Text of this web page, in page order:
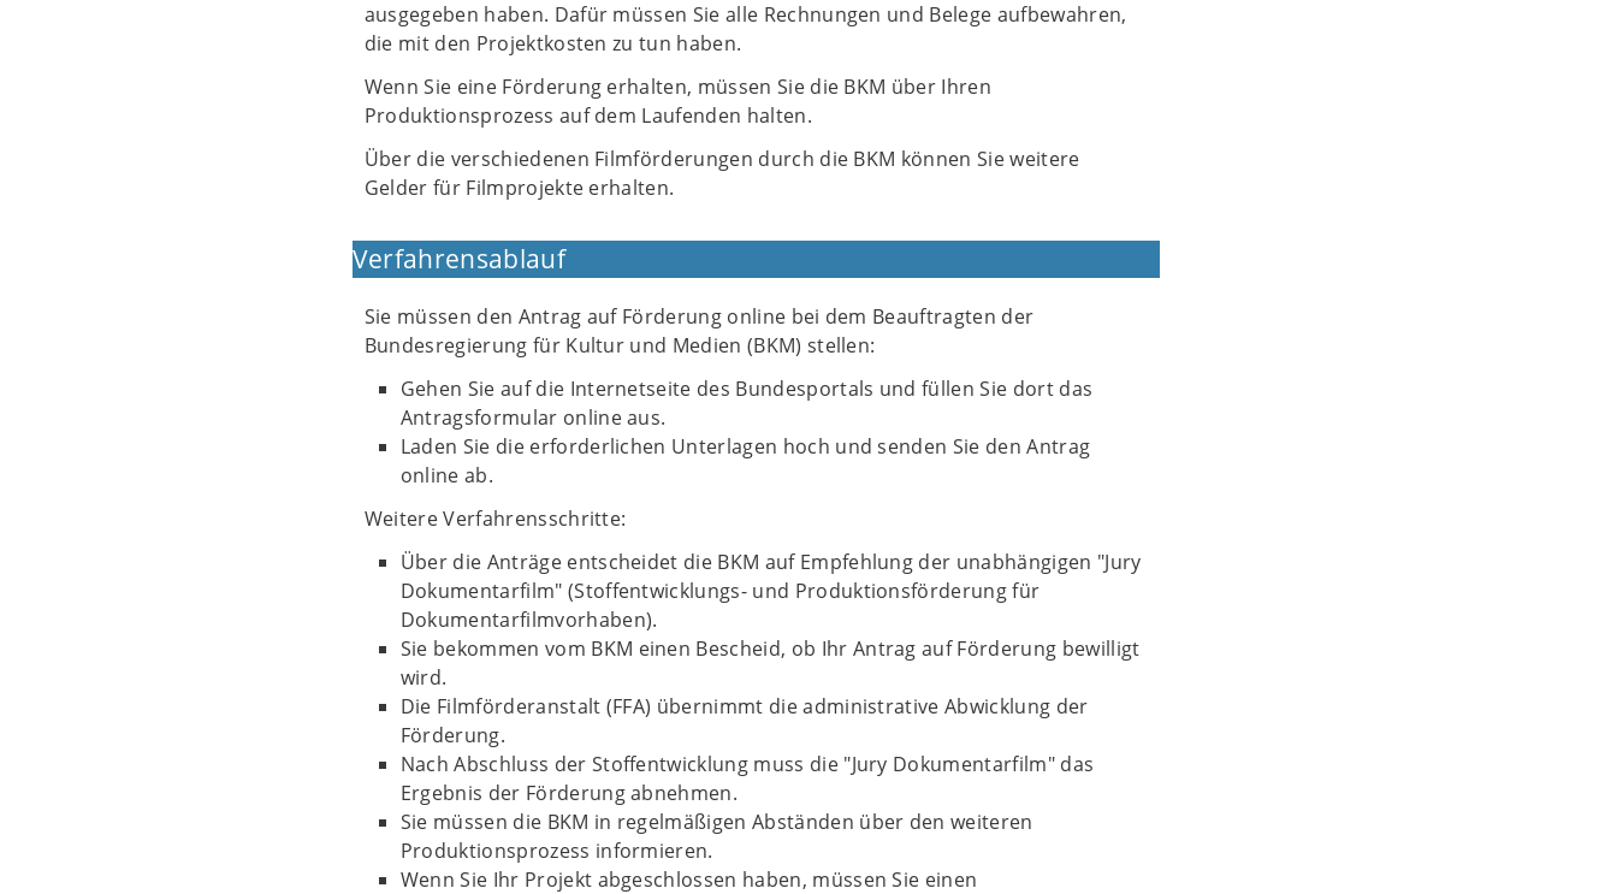
ausgegeben haben. Dafür müssen Sie alle Rechnungen und Belege aufbewahren,
die mit den Projektkosten zu tun haben.
Wenn Sie eine Förderung erhalten, müssen Sie die BKM über Ihren
Produktionsprozess auf dem Laufenden halten.
Über die verschiedenen Filmförderungen durch die BKM können Sie weitere
Gelder für Filmprojekte erhalten.
Verfahrensablauf
Sie müssen den Antrag auf Förderung online bei dem Beauftragten der
Bundesregierung für Kultur und Medien (BKM) stellen:
Gehen Sie auf die Internetseite des Bundesportals und füllen Sie dort das
Antragsformular online aus.
Laden Sie die erforderlichen Unterlagen hoch und senden Sie den Antrag
online ab.
Weitere Verfahrensschritte:
Über die Anträge entscheidet die BKM auf Empfehlung der unabhängigen "Jury
Dokumentarfilm" (Stoffentwicklungs- und Produktionsförderung für
Dokumentarfilmvorhaben).
Sie bekommen vom BKM einen Bescheid, ob Ihr Antrag auf Förderung bewilligt
wird.
Die Filmförderanstalt (FFA) übernimmt die administrative Abwicklung der
Förderung.
Nach Abschluss der Stoffentwicklung muss die "Jury Dokumentarfilm" das
Ergebnis der Förderung abnehmen.
Sie müssen die BKM in regelmäßigen Abständen über den weiteren
Produktionsprozess informieren.
Wenn Sie Ihr Projekt abgeschlossen haben, müssen Sie einen